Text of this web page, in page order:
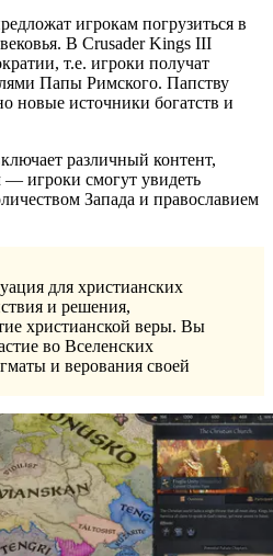
игрокам погрузиться в
В Crusader Kings III
т.е. игроки получат
Папы Римского. Папству
новые источники богатств и
различный контент,
— игроки смогут увидеть
Запада и православием
для христианских
и решения,
христианской веры. Вы
во Вселенских
и верования своей